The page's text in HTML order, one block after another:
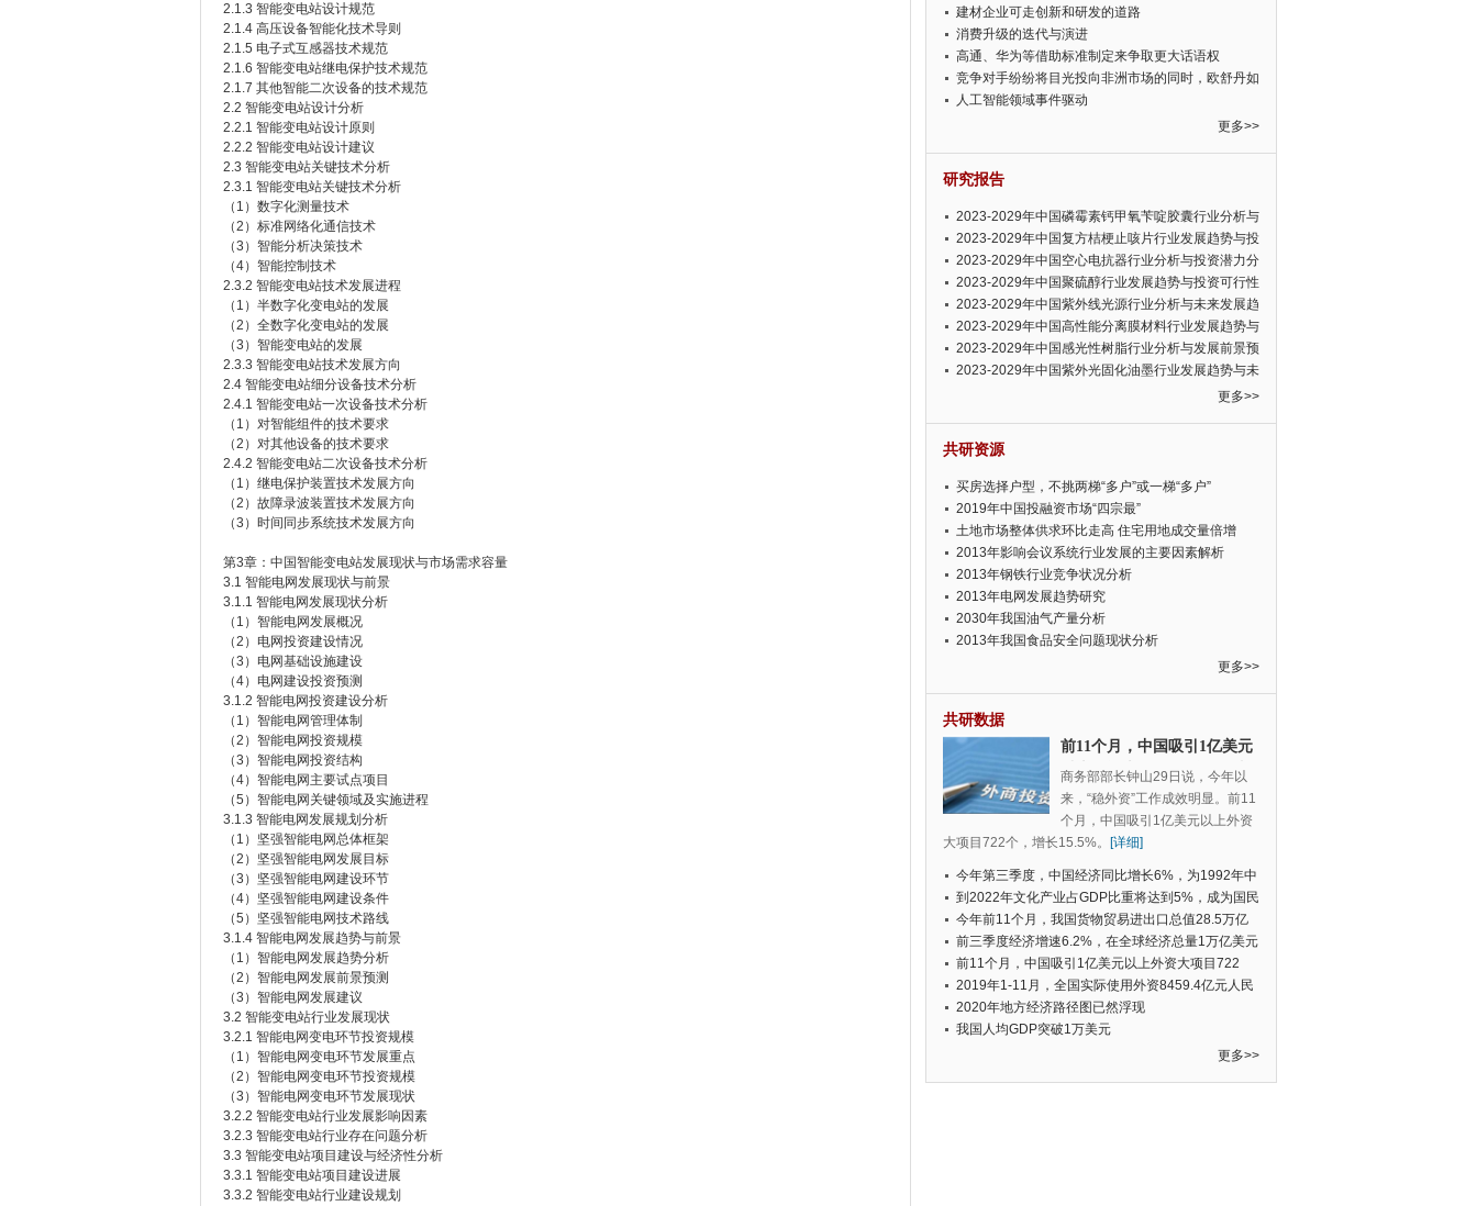
2.1.3 智能变电站设计规范
2.1.4 高压设备智能化技术导则
2.1.5 电子式互感器技术规范
2.1.6 智能变电站继电保护技术规范
2.1.7 其他智能二次设备的技术规范
2.2 智能变电站设计分析
2.2.1 智能变电站设计原则
2.2.2 智能变电站设计建议
2.3 智能变电站关键技术分析
2.3.1 智能变电站关键技术分析
（1）数字化测量技术
（2）标准网络化通信技术
（3）智能分析决策技术
（4）智能控制技术
2.3.2 智能变电站技术发展进程
（1）半数字化变电站的发展
（2）全数字化变电站的发展
（3）智能变电站的发展
2.3.3 智能变电站技术发展方向
2.4 智能变电站细分设备技术分析
2.4.1 智能变电站一次设备技术分析
（1）对智能组件的技术要求
（2）对其他设备的技术要求
2.4.2 智能变电站二次设备技术分析
（1）继电保护装置技术发展方向
（2）故障录波装置技术发展方向
（3）时间同步系统技术发展方向
第3章：中国智能变电站发展现状与市场需求容量
3.1 智能电网发展现状与前景
3.1.1 智能电网发展现状分析
（1）智能电网发展概况
（2）电网投资建设情况
（3）电网基础设施建设
（4）电网建设投资预测
3.1.2 智能电网投资建设分析
（1）智能电网管理体制
（2）智能电网投资规模
（3）智能电网投资结构
（4）智能电网主要试点项目
（5）智能电网关键领域及实施进程
3.1.3 智能电网发展规划分析
（1）坚强智能电网总体框架
（2）坚强智能电网发展目标
（3）坚强智能电网建设环节
（4）坚强智能电网建设条件
（5）坚强智能电网技术路线
3.1.4 智能电网发展趋势与前景
（1）智能电网发展趋势分析
（2）智能电网发展前景预测
（3）智能电网发展建议
3.2 智能变电站行业发展现状
3.2.1 智能电网变电环节投资规模
（1）智能电网变电环节发展重点
（2）智能电网变电环节投资规模
（3）智能电网变电环节发展现状
3.2.2 智能变电站行业发展影响因素
3.2.3 智能变电站行业存在问题分析
3.3 智能变电站项目建设与经济性分析
3.3.1 智能变电站项目建设进展
3.3.2 智能变电站行业建设规划
建材企业可走创新和研发的道路
消费升级的迭代与演进
高通、华为等借助标准制定来争取更大话语权
竞争对手纷纷将目光投向非洲市场的同时，欧舒丹如
此淡定，难道就真的不怕丧失先机吗?
人工智能领域事件驱动
更多>>
研究报告
2023-2029年中国磷霉素钙甲氧苄啶胶囊行业分析与
投资可行性报告
2023-2029年中国复方桔梗止咳片行业发展趋势与投
资潜力分析报告
2023-2029年中国空心电抗器行业分析与投资潜力分
析报告
2023-2029年中国聚硫醇行业发展趋势与投资可行性
报告
2023-2029年中国紫外线光源行业分析与未来发展趋
势报告
2023-2029年中国高性能分离膜材料行业发展趋势与
发展前景预测报告
2023-2029年中国感光性树脂行业分析与发展前景预
测报告
2023-2029年中国紫外光固化油墨行业发展趋势与未
更多>>
共研资源
买房选择户型，不挑两梯“多户”或一梯“多户”
2019年中国投融资市场“四宗最”
土地市场整体供求环比走高 住宅用地成交量倍增
2013年影响会议系统行业发展的主要因素解析
2013年钢铁行业竞争状况分析
2013年电网发展趋势研究
2030年我国油气产量分析
2013年我国食品安全问题现状分析
更多>>
共研数据
前11个月，中国吸引1亿美元
以上外资大项目722个，增长
15.5%
商务部部长钟山29日说，今年以
来，“稳外资”工作成效明显。前11
个月，中国吸引1亿美元以上外资
大项目722个，增长15.5%。 [详细]
今年第三季度，中国经济同比增长6%，为1992年中
国有季度数据以来的新低
到2022年文化产业占GDP比重将达到5%，成为国民
经济支柱产业
今年前11个月，我国货物贸易进出口总值28.5万亿
元人民币，比去年同期增长2.4%
前三季度经济增速6.2%，在全球经济总量1万亿美元
以上的经济体中增速最快
前11个月，中国吸引1亿美元以上外资大项目722
个，增长15.5%
2019年1-11月，全国实际使用外资8459.4亿元人民
币，同比增长6.0%
2020年地方经济路径图已然浮现
我国人均GDP突破1万美元
更多>>